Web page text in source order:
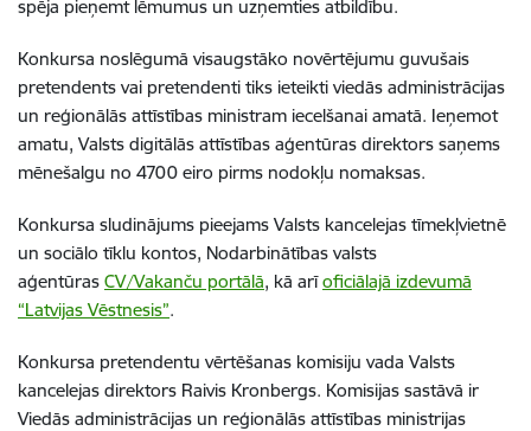
spēja pieņemt lēmumus un uzņemties atbildību.
Konkursa noslēgumā visaugstāko novērtējumu guvušais
pretendents vai pretendenti tiks ieteikti viedās administrācijas
un reģionālās attīstības ministram iecelšanai amatā. Ieņemot
amatu, Valsts digitālās attīstības aģentūras direktors saņems
mēnešalgu no 4700 eiro pirms nodokļu nomaksas.
Konkursa sludinājums pieejams Valsts kancelejas tīmekļvietnē
un sociālo tīklu kontos, Nodarbinātības valsts
aģentūras CV/Vakanču portālā, kā arīoficiālajā izdevumā
“Latvijas Vēstnesis”.
Konkursa pretendentu vērtēšanas komisiju vada Valsts
kancelejas direktors Raivis Kronbergs. Komisijas sastāvā ir
Viedās administrācijas un reģionālās attīstības ministrijas